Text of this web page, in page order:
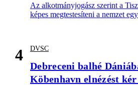
Az alkotmányjogász szerint a
képes megtestesíteni a nemzet
4 DVSC
Debreceni balhé
Köbenhavn elnézést